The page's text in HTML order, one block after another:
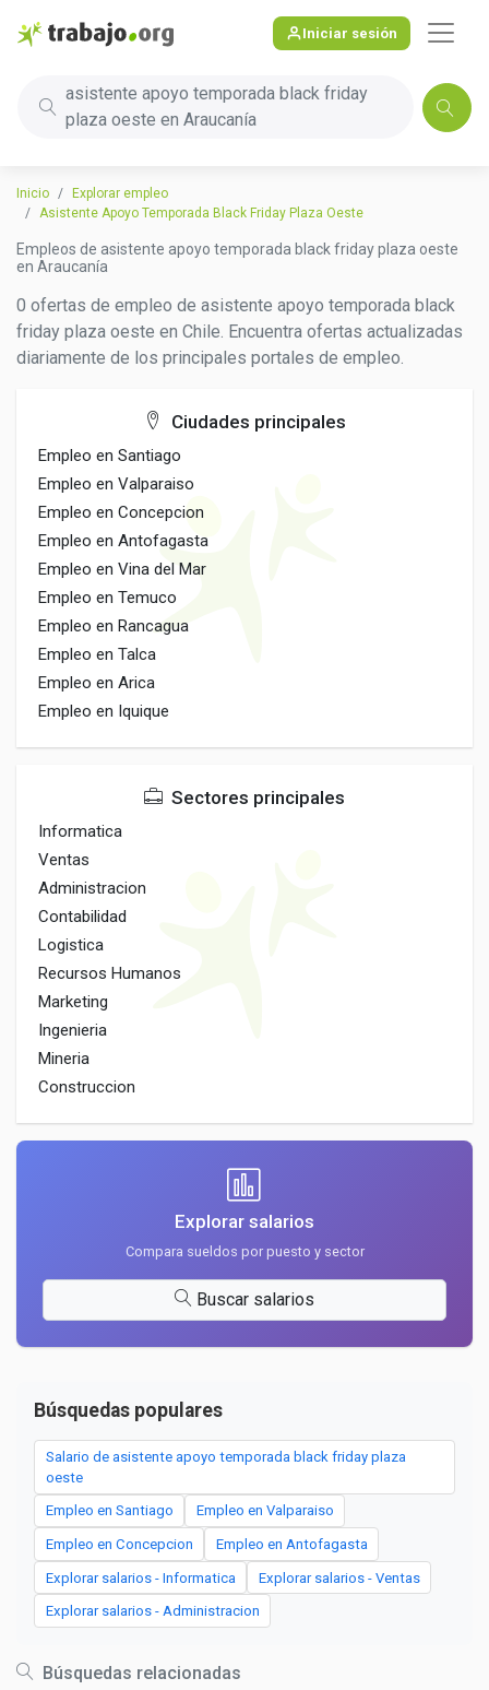
Iniciar sesión
asistente apoyo temporada black friday
plaza oeste en Araucanía
Inicio
Explorar empleo
Asistente Apoyo Temporada Black Friday Plaza Oeste
Empleos de asistente apoyo temporada black friday plaza oeste
en Araucanía
0 ofertas de empleo de asistente apoyo temporada black
friday plaza oeste en Chile. Encuentra ofertas actualizadas
diariamente de los principales portales de empleo.
Ciudades principales
Empleo en Santiago
Empleo en Valparaiso
Empleo en Concepcion
Empleo en Antofagasta
Empleo en Vina del Mar
Empleo en Temuco
Empleo en Rancagua
Empleo en Talca
Empleo en Arica
Empleo en Iquique
Sectores principales
Informatica
Ventas
Administracion
Contabilidad
Logistica
Recursos Humanos
Marketing
Ingenieria
Mineria
Construccion
Explorar salarios
Compara sueldos por puesto y sector
Buscar salarios
Búsquedas populares
Salario de asistente apoyo temporada black friday plaza
oeste
Empleo en Santiago Empleo en Valparaiso
Empleo en Concepcion Empleo en Antofagasta
Explorar salarios - Informatica Explorar salarios - Ventas
Explorar salarios - Administracion
Búsquedas relacionadas